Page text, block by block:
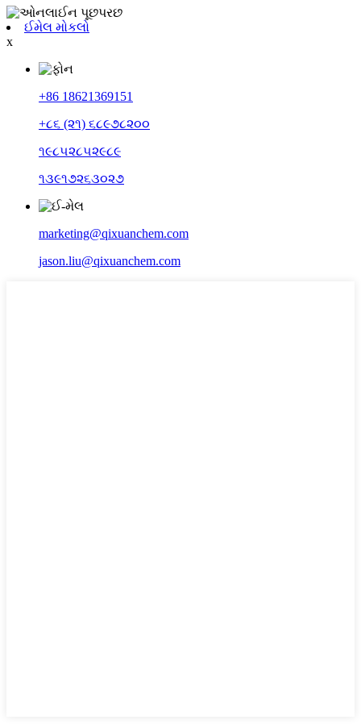
ઈમેલ મોકલો
x
+86 18621369151
+૮૬ (૨૧) ૬૮૯૭૮૨૦૦
૧૯૮૫૨૮૫૨૯૮૯
૧૩૯૧૭૨૬૩૦૨૭
marketing@qixuanchem.com
jason.liu@qixuanchem.com